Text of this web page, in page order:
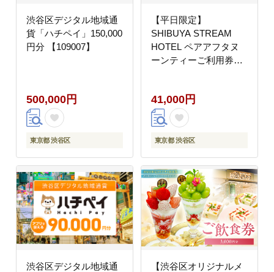
渋谷区デジタル地域通
貨「ハチペイ」150,000
円分 【109007】
500,000円
東京都 渋谷区
【平日限定】
SHIBUYA STREAM
HOTEL ペアアフタヌ
ーンティーご利用券（1
41,000円
東京都 渋谷区
渋谷区デジタル地域通
【渋谷区オリジナルメ